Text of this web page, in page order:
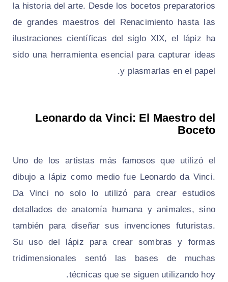
la historia del arte. Desde los bocetos preparatorios
de grandes maestros del Renacimiento hasta las
ilustraciones científicas del siglo XIX, el lápiz ha
sido una herramienta esencial para capturar ideas
y plasmarlas en el papel.
Leonardo da Vinci: El Maestro del
Boceto
Uno de los artistas más famosos que utilizó el
dibujo a lápiz como medio fue Leonardo da Vinci.
Da Vinci no solo lo utilizó para crear estudios
detallados de anatomía humana y animales, sino
también para diseñar sus invenciones futuristas.
Su uso del lápiz para crear sombras y formas
tridimensionales sentó las bases de muchas
técnicas que se siguen utilizando hoy.